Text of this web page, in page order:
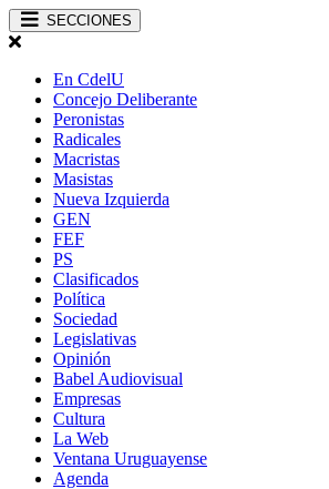
SECCIONES
En CdelU
Concejo Deliberante
Peronistas
Radicales
Macristas
Masistas
Nueva Izquierda
GEN
FEF
PS
Clasificados
Política
Sociedad
Legislativas
Opinión
Babel Audiovisual
Empresas
Cultura
La Web
Ventana Uruguayense
Agenda